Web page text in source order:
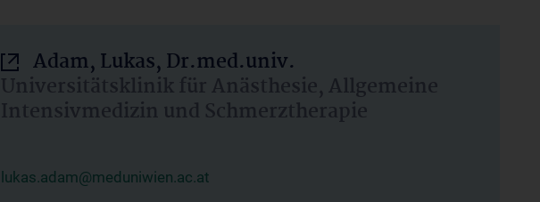
Adam, Lukas, Dr.med.univ.
Universitätsklinik für Anästhesie, Allgemeine
Intensivmedizin und Schmerztherapie
lukas.adam@meduniwien.ac.at